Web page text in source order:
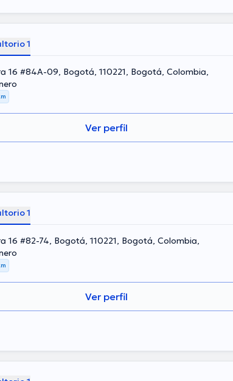
1
16 #84A-09, Bogotá, 110221, Bogotá, Colombia,
Ver perfil
1
16 #82-74, Bogotá, 110221, Bogotá, Colombia,
Ver perfil